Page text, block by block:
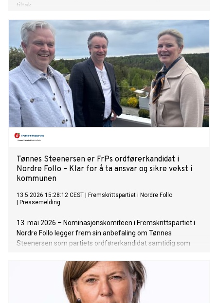
tiltak.
Tønnes Steenersen er FrPs ordførerkandidat i
Nordre Follo – Klar for å ta ansvar og sikre vekst i
kommunen
13.5.2026 15:28:12 CEST
Fremskrittspartiet i Nordre Follo
Pressemelding
13. mai 2026 – Nominasjonskomiteen i Fremskrittspartiet i
Nordre Follo legger frem sin anbefaling om Tønnes
Steenersen som partiets ordførerkandidat samtidig som
nasjonalt, med oppslutning på rundt 30 prosent. Den
formelle beslutningen tas på Fremskrittspartiets
nominasjonsmøtet i Nordre Follo 3. juni.